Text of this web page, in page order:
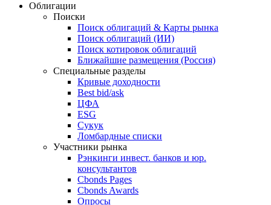
Cbonds Review
ежеквартальный аналитический журнал
Облигации
Поиски
Поиск облигаций & Карты рынка
Поиск облигаций (ИИ)
Поиск котировок облигаций
Ближайшие размещения (Россия)
Специальные разделы
Кривые доходности
Best bid/ask
ЦФА
ESG
Сукук
Ломбардные списки
Участники рынка
Рэнкинги инвест. банков и юр.